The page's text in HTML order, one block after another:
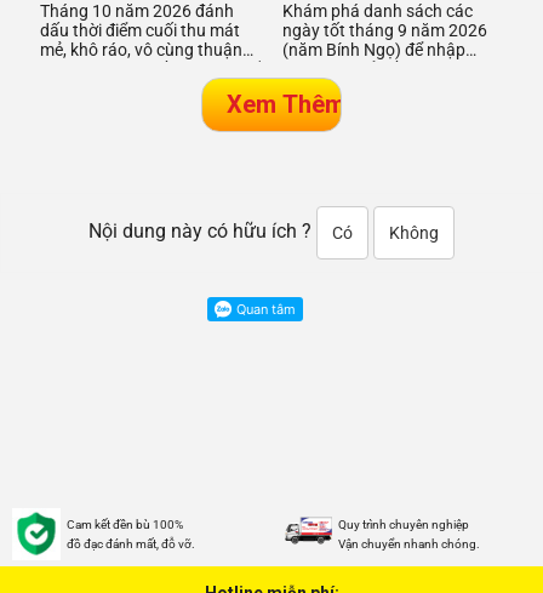
Tháng 10 năm 2026 đánh
dấu thời điểm cuối thu mát
mẻ, khô ráo, vô cùng thuận
nhập trạch. Đây là gia
Khám phá danh sách các
ngày tốt tháng 9 năm 2026
(năm Bính Ngọ) để nhập
suôn sẻ và may mắn. Việc
chọn ngà
Nội dung này có hữu ích ? Có Không
Cam kết đền bù 100%
đồ đạc đánh mất, đỗ vỡ.
Quy trình chuyên nghiệp
Vận chuyển nhanh chóng.